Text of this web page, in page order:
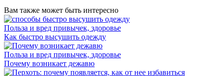
Вам также может быть интересно
Польза и вред привычек, здоровье
Как быстро высушить одежду
Польза и вред привычек, здоровье
Почему возникает дежавю